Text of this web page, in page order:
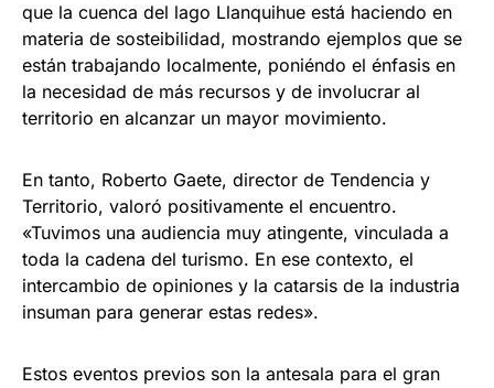
que la cuenca del lago Llanquihue está haciendo en
materia de sosteibilidad, mostrando ejemplos que se
están trabajando localmente, poniéndo el énfasis en
la necesidad de más recursos y de involucrar al
territorio en alcanzar un mayor movimiento.
En tanto, Roberto Gaete, director de Tendencia y
Territorio, valoró positivamente el encuentro.
«Tuvimos una audiencia muy atingente, vinculada a
toda la cadena del turismo. En ese contexto, el
intercambio de opiniones y la catarsis de la industria
insuman para generar estas redes».
Estos eventos previos son la antesala para el gran